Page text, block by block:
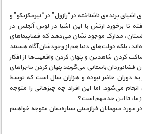
پرنده‌ی ناشناخته در “رازول” در “نیومکزیکو” و
تا برخورد ارتش با این اشیا در لوس آنجلس در
مدارک موجود نشان می‌دهد که فضاپیماهای
بلکه دولت‌های دنیا هم از وجودشان آگاه هستند
کردن شاهدین و پنهان کردن واقعیت‌ها از افکار
فضانوردان باستانی می‌گویند پنهان کردن ماجراهای
به دوران حاضر نبوده و هزاران سال است که توسط
می‌شود. اما این افراد چه چیزهائی را متوجه
ما، تا این حد مهم است؟
در مورد میهمانان فرازمینی سیاره‌یمان متوجه خواهیم